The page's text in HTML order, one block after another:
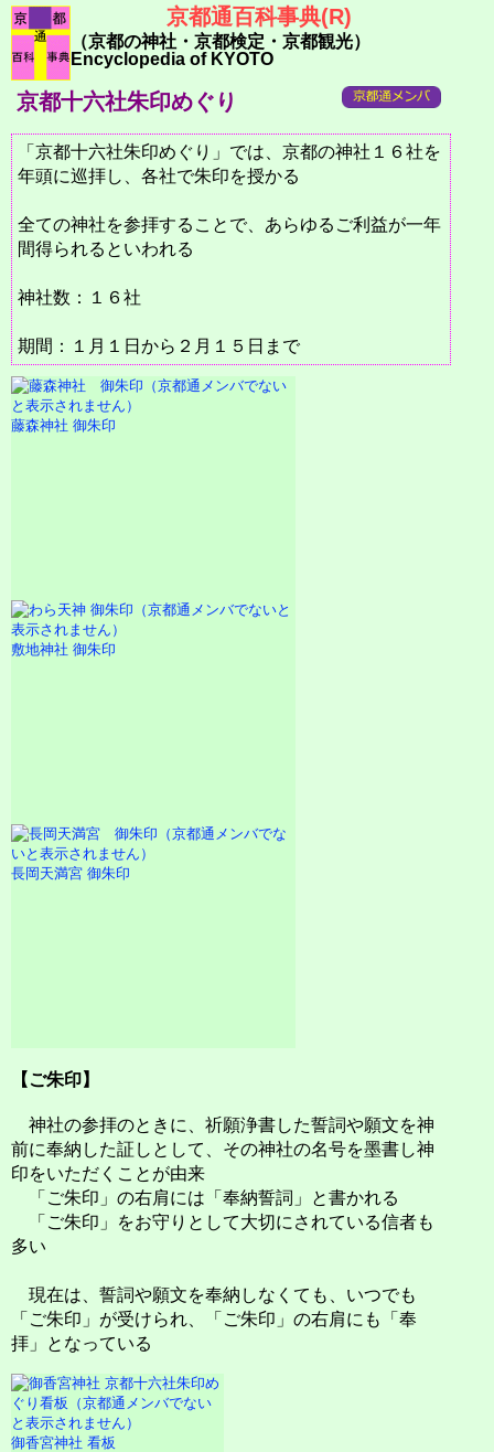
京都通百科事典(R)
（京都の神社・京都検定・京都観光）
Encyclopedia of KYOTO
京都十六社朱印めぐり
「京都十六社朱印めぐり」では、京都の神社１６社を
年頭に巡拝し、各社で朱印を授かる
全ての神社を参拝することで、あらゆるご利益が一年
間得られるといわれる
神社数：１６社
期間：１月１日から２月１５日まで
藤森神社 御朱印
敷地神社 御朱印
長岡天満宮 御朱印
【ご朱印】
神社の参拝のときに、祈願浄書した誓詞や願文を神
前に奉納した証しとして、その神社の名号を墨書し神
印をいただくことが由来
「ご朱印」の右肩には「奉納誓詞」と書かれる
「ご朱印」をお守りとして大切にされている信者も
多い
現在は、誓詞や願文を奉納しなくても、いつでも
「ご朱印」が受けられ、「ご朱印」の右肩にも「奉
拝」となっている
御香宮神社 看板